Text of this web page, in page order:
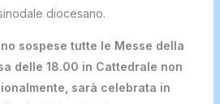
diocesano.
sospese tutte le Messe della
delle 18.00 in Cattedrale non
sarà celebrata in